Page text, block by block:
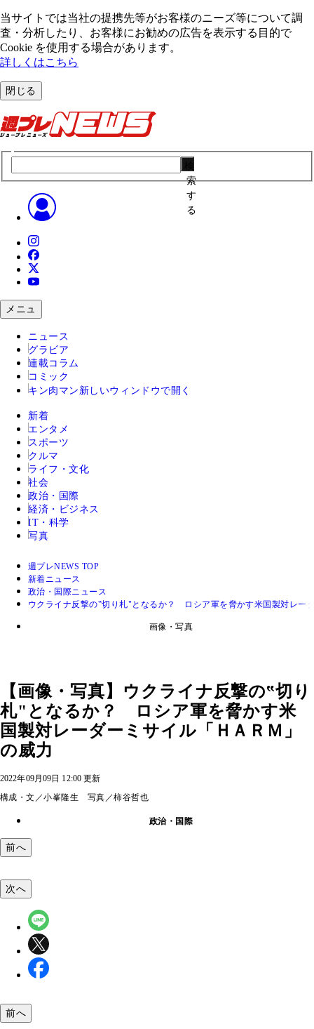
当サイトでは当社の提携先等がお客様のニーズ等について調
査・分析したり、お客様にお勧めの広告を表⽰する⽬的で
Cookie を使⽤する場合があります。
詳しくはこちら
閉じる
索
す
る
メニュ
ニュース
グラビア
連載コラム
コミック
キン肉マン 新しいウィンドウで開く
新着
エンタメ
スポーツ
クルマ
ライフ・文化
社会
政治・国際
経済・ビジネス
IT・科学
写真
週プレNEWS TOP
新着ニュース
政治・国際ニュース
ウクライナ反撃の‟切り札"となるか？ ロシア軍を脅かす米国製対レ
画像・写真
【画像・写真】ウクライナ反撃の‟切り
札"となるか？ ロシア軍を脅かす米
国製対レーダーミサイル「ＨＡＲＭ」
の威力
2022年09月09日 12:00 更新
構成・文／小峯隆生 写真／柿谷哲也
政治・国際
前へ
次へ
前へ